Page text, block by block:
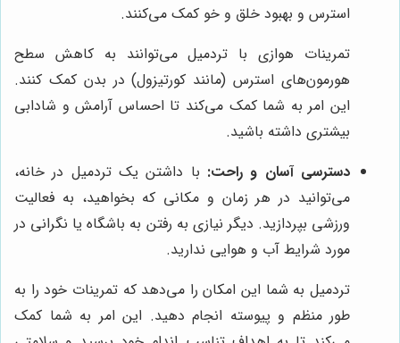
استرس و بهبود خلق و خو کمک می‌کنند.
تمرینات هوازی با تردمیل می‌توانند به کاهش سطح
هورمون‌های استرس (مانند کورتیزول) در بدن کمک کنند.
این امر به شما کمک می‌کند تا احساس آرامش و شادابی
بیشتری داشته باشید.
دسترسی آسان و راحت: با داشتن یک تردمیل در خانه،
می‌توانید در هر زمان و مکانی که بخواهید، به فعالیت
ورزشی بپردازید. دیگر نیازی به رفتن به باشگاه یا نگرانی در
مورد شرایط آب و هوایی ندارید.
تردمیل به شما این امکان را می‌دهد که تمرینات خود را به
طور منظم و پیوسته انجام دهید. این امر به شما کمک